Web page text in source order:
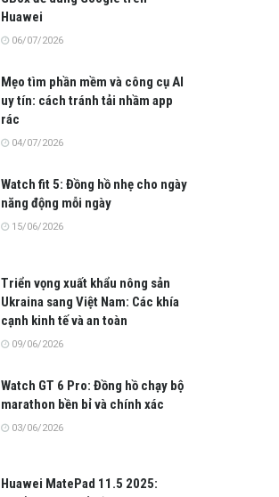
Huawei
06/07/2026
Mẹo tìm phần mềm và công cụ AI
uy tín: cách tránh tải nhầm app
rác
04/07/2026
Watch fit 5: Đồng hồ nhẹ cho ngày
năng động mỗi ngày
15/06/2026
Triển vọng xuất khẩu nông sản
Ukraina sang Việt Nam: Các khía
cạnh kinh tế và an toàn
09/06/2026
Watch GT 6 Pro: Đồng hồ chạy bộ
marathon bền bỉ và chính xác
03/06/2026
Huawei MatePad 11.5 2025: